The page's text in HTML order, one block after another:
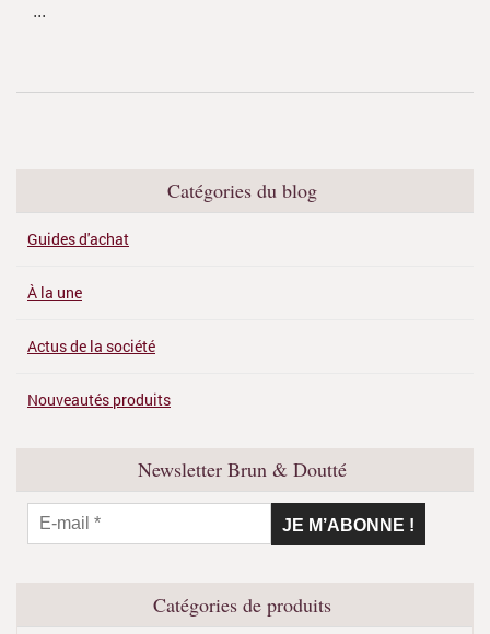
...
Catégories du blog
Guides d'achat
À la une
Actus de la société
Nouveautés produits
Newsletter Brun & Doutté
Catégories de produits